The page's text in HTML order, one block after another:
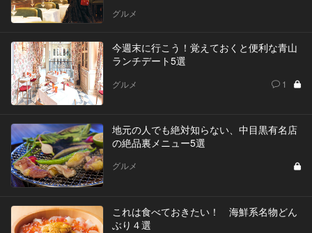
グルメ
今週末に行こう！覚えておくと便利な青山
ランチデート5選
グルメ 1
地元の人でも絶対知らない、中目黒有名店
の絶品裏メニュー5選
グルメ
これは食べておきたい！ 海鮮系名物どん
ぶり４選